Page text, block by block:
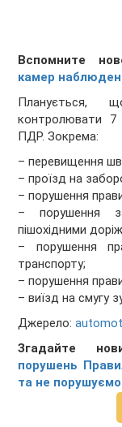
Вспомните
камер
Планується,
контролювати 7
ПДР. Зокрема:
– перевищення
– проїзд на
– порушення
– порушення
пішохідними
– порушення
транспорту;
– порушення
– виїзд на смугу
Джерело:
Згадайте
порушень
та не